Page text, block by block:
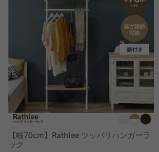
【幅70cm】Rathlee ツッパリハンガーラ
ック